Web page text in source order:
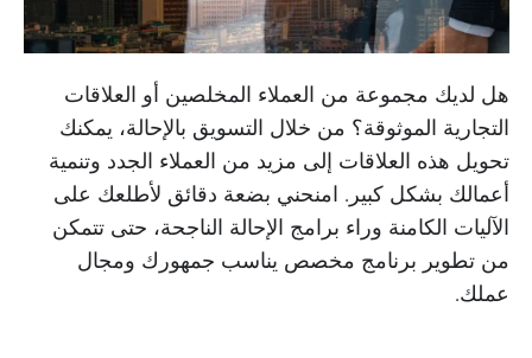
هل لديك مجموعة من العملاء المخلصين أو العلاقات
التجارية الموثوقة؟ من خلال التسويق بالإحالة، يمكنك
تحويل هذه العلاقات إلى مزيد من العملاء الجدد وتنمية
أعمالك بشكل كبير. امنحني بضعة دقائق لأطلعك على
الآليات الكامنة وراء برامج الإحالة الناجحة، حتى تتمكن
من تطوير برنامج مخصص يناسب جمهورك ومجال
عملك.